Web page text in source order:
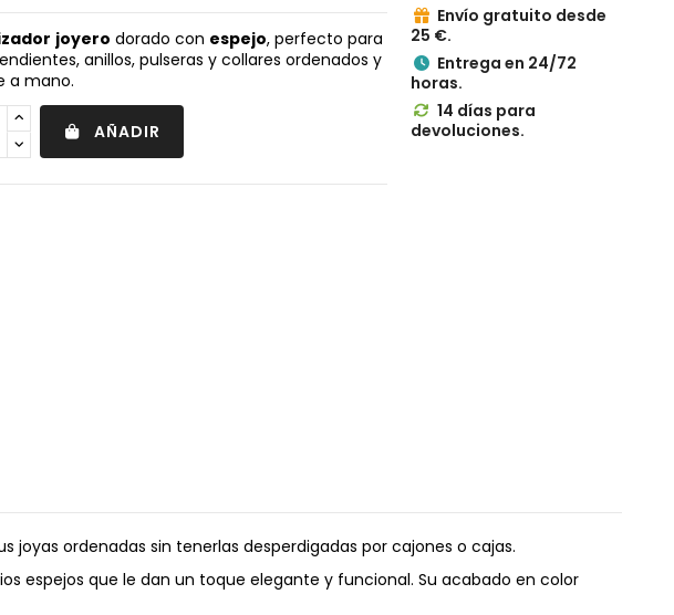
joyero dorado con espejo, perfecto para
anillos, pulseras y collares ordenados y
a mano.
AÑADIR
 Envío gratuito desde
25 €.
 Entrega en 24/72
horas.
 14 días para
devoluciones.
ordenadas sin tenerlas desperdigadas por cajones o cajas.
espejos que le dan un toque elegante y funcional. Su acabado en color